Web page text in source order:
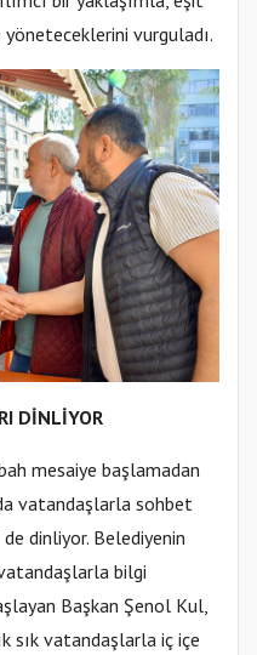
vurguladı.
DİNLİYOR
mesaiye başlamadan
vatandaşlarla sohbet
dinliyor. Belediyenin
bilgi
Başkan Şenol Kul,
sık vatandaşlarla iç içe